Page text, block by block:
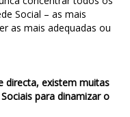
Social – as mais
as mais adequadas ou
directa, existem muitas
para dinamizar o